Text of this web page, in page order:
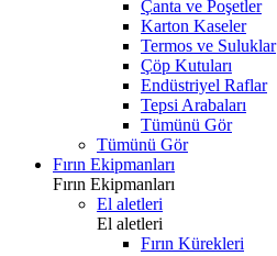
Çanta ve Poşetler
Karton Kaseler
Termos ve Suluklar
Çöp Kutuları
Endüstriyel Raflar
Tepsi Arabaları
Tümünü Gör
Tümünü Gör
Fırın Ekipmanları
Fırın Ekipmanları
El aletleri
El aletleri
Fırın Kürekleri